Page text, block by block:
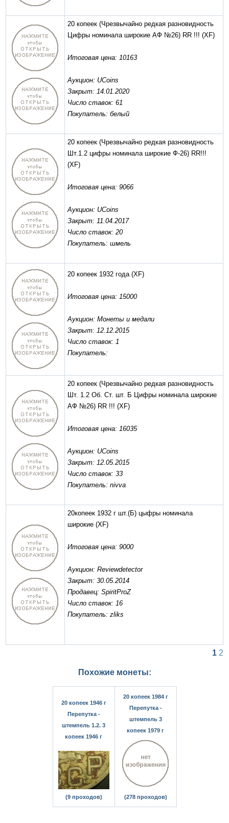
20 копеек (Чрезвычайно редкая разновидность
Цифры номинала широкие АФ №26) RR !!! (XF)
Итоговая цена: 10163
Аукцион: UCoins
Закрыт: 14.01.2020
Число ставок: 61
Покупатель: белый
20 копеек (Чрезвычайно редкая разновидность
Шт.1.2 цифры номинала широкие Ф-26) RR!!!
(XF)
Итоговая цена: 9066
Аукцион: UCoins
Закрыт: 11.04.2017
Число ставок: 20
Покупатель: шмель
20 копеек 1932 года(XF)
Итоговая цена: 15000
Аукцион: Монеты и медали
Закрыт: 12.12.2015
Число ставок: 1
Покупатель:
20 копеек (Чрезвычайно редкая разновидность
Шт. 1.2 Об. Ст. шт. Б Цифры номинала широкие
АФ №26) RR !!! (XF)
Итоговая цена: 16035
Аукцион: UCoins
Закрыт: 12.05.2015
Число ставок: 33
Покупатель: nivva
20копеек 1932 г шт.(Б) цыфры номинала
широкие (XF)
Итоговая цена: 9000
Аукцион: Reviewdetector
Закрыт: 30.05.2014
Продавец: SpiritProZ
Число ставок: 16
Покупатель: zliks
1 2
Похожие монеты:
20 копеек 1946 г
Перепутка -
штемпель 1.2. 3
копеек 1946 г
(9 проходов)
20 копеек 1984 г
Перепутка -
штемпель 3
копеек 1979 г
(278 проходов)